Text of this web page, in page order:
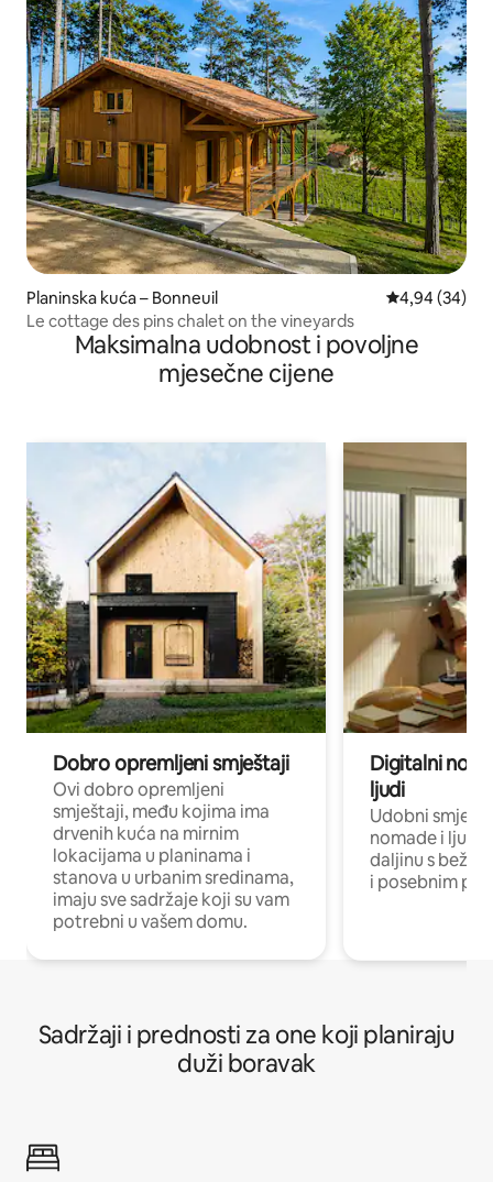
Planinska kuća – Bonneuil Prosječna
4,94 (34)
Le cottage des pins chalet on the vineyards
Maksimalna udobnost i povoljne
mjesečne cijene
Dobro opremljeni smještaji
Ovi dobro opremljeni
smještaji, među kojima ima
drvenih kuća na mirnim
lokacijama u planinama i
stanova u urbanim sredinama,
imaju sve sadržaje koji su vam
potrebni u vašem domu.
Digitalni
ljudi
Udobni
nomade i ljude
daljinu s
i posebnim
Sadržaji i prednosti za one koji planiraju
duži boravak